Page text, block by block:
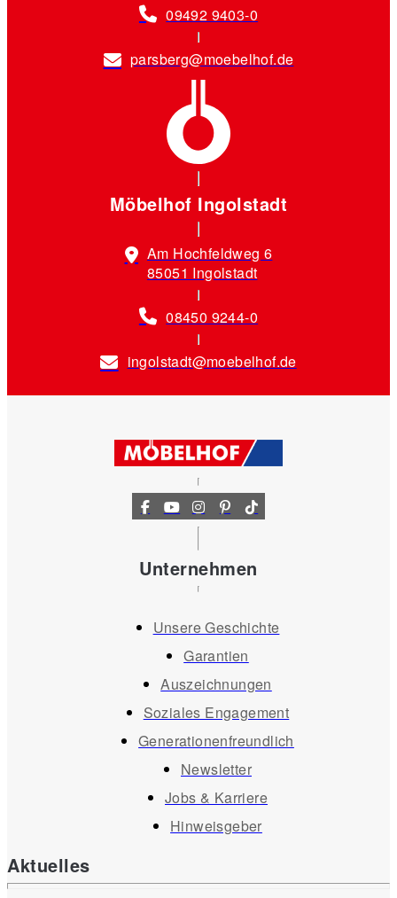
09492 9403-0
parsberg@moebelhof.de
Möbelhof Ingolstadt
Am Hochfeldweg 6
85051 Ingolstadt
08450 9244-0
ingolstadt@moebelhof.de
Unternehmen
Unsere Geschichte
Garantien
Auszeichnungen
Soziales Engagement
Generationenfreundlich
Newsletter
Jobs & Karriere
Hinweisgeber
Aktuelles